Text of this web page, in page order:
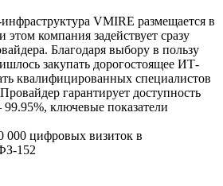
VMIRE размещается в
этом компания задействует сразу
Благодаря выбору в пользу
закупать дорогостоящее ИТ-
квалифицированных специалистов
гарантирует доступность
ключевые показатели
000 цифровых визиток в
152